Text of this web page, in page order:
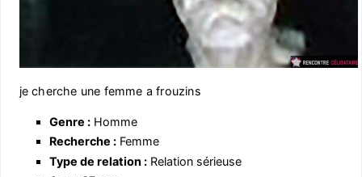
je cherche une femme a frouzins
Genre :Homme
Recherche :Femme
Type de relation :Relation sérieuse